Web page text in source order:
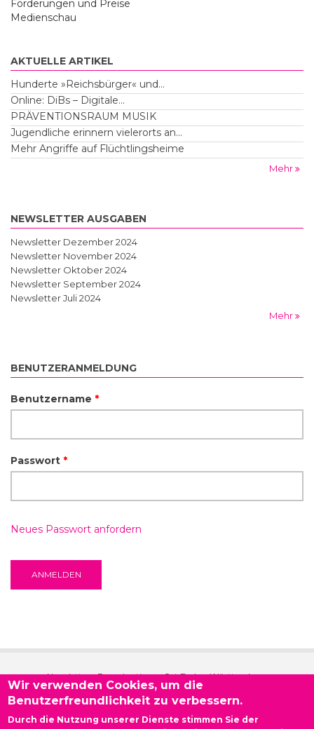
Förderungen und Preise
Medienschau
AKTUELLE ARTIKEL
Hunderte »Reichsbürger« und...
Online: DiBs – Digitale...
PRÄVENTIONSRAUM MUSIK
Jugendliche erinnern vielerorts an...
Mehr Angriffe auf Flüchtlingsheime
Mehr
NEWSLETTER AUSGABEN
Newsletter Dezember 2024
Newsletter November 2024
Newsletter Oktober 2024
Newsletter September 2024
Newsletter Juli 2024
Mehr
BENUTZERANMELDUNG
Benutzername *
Passwort *
Neues Passwort anfordern
Newsletter - Demokratie vor Ort Baden-Württemberg
Wir verwenden Cookies, um die
Benutzerfreundlichkeit zu verbessern.
Durch die Nutzung unserer Dienste stimmen Sie der